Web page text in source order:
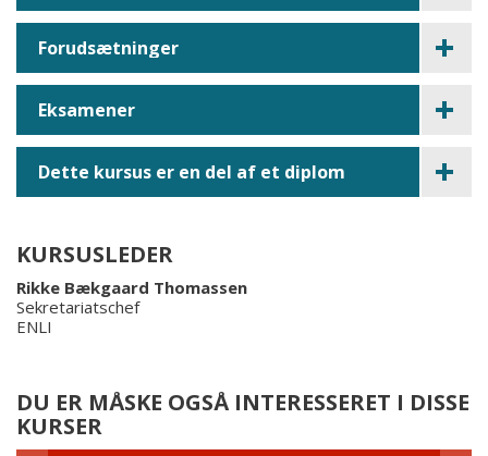
Forudsætninger
Eksamener
Dette kursus er en del af et diplom
KURSUSLEDER
Rikke Bækgaard Thomassen
Sekretariatschef
ENLI
DU ER MÅSKE OGSÅ INTERESSERET I DISSE
KURSER